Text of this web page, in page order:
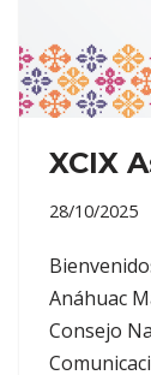
XCIX
28/10/2025
Anáhuac
Consejo